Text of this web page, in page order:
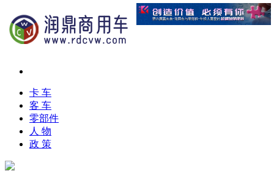
卡 车
客 车
零部件
人 物
政 策